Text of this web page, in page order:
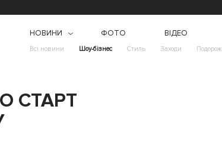
НОВИНИ
Всі новини Шоу-бізнес Стиль Заходи Подорожі
ФОТО ВІДЕО
СТАРТ